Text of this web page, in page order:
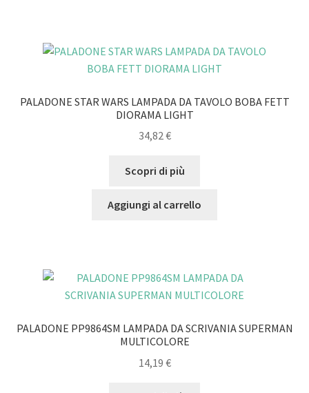
PALADONE STAR WARS LAMPADA DA TAVOLO BOBA FETT
DIORAMA LIGHT
34,82€
Scopri di più
Aggiungi al carrello
PALADONE PP9864SM LAMPADA DA SCRIVANIA SUPERMAN
MULTICOLORE
14,19 €